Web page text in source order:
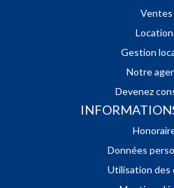
Ventes
Gestion
Notre
Devenez
Données
Utilisation des